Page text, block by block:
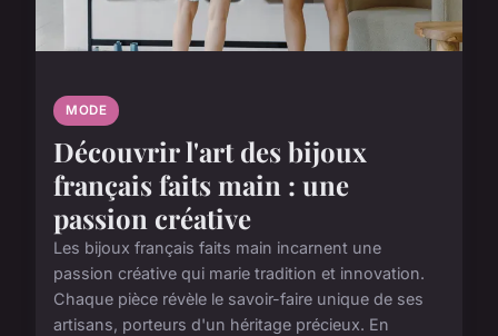
MODE
Découvrir l'art des bijoux
français faits main : une
passion créative
Les bijoux français faits main incarnent une
passion créative qui marie tradition et innovation.
Chaque pièce révèle le savoir-faire unique de ses
artisans, porteurs d'un héritage précieux. En